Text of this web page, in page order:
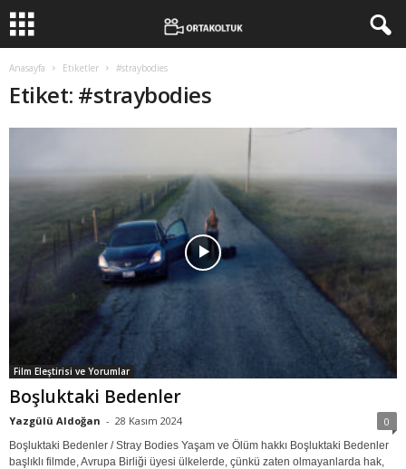
Anasayfa Etiketler #straybodies
Etiket: #straybodies
Film Eleştirisi ve Yorumlar
Boşluktaki Bedenler
Yazgülü Aldoğan - 28 Kasım 2024 0
Boşluktaki Bedenler / Stray Bodies Yaşam ve Ölüm hakkı Boşluktaki Bedenler
başlıklı filmde, Avrupa Birliği üyesi ülkelerde, çünkü zaten olmayanlarda hak,